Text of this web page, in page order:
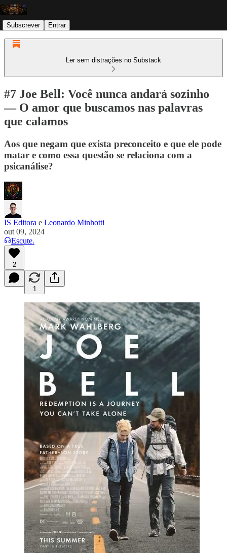
Subscrever Entrar
Ler sem distrações no Substack
#7 Joe Bell: Você nunca andará sozinho
— O amor que buscamos nas palavras
que calamos
Aos que negam que exista preconceito e que ele pode
matar e como essa questão se relaciona com a
psicanálise?
IS Editora e Leonardo Minhotti
out 09, 2024
Escute.
2
1